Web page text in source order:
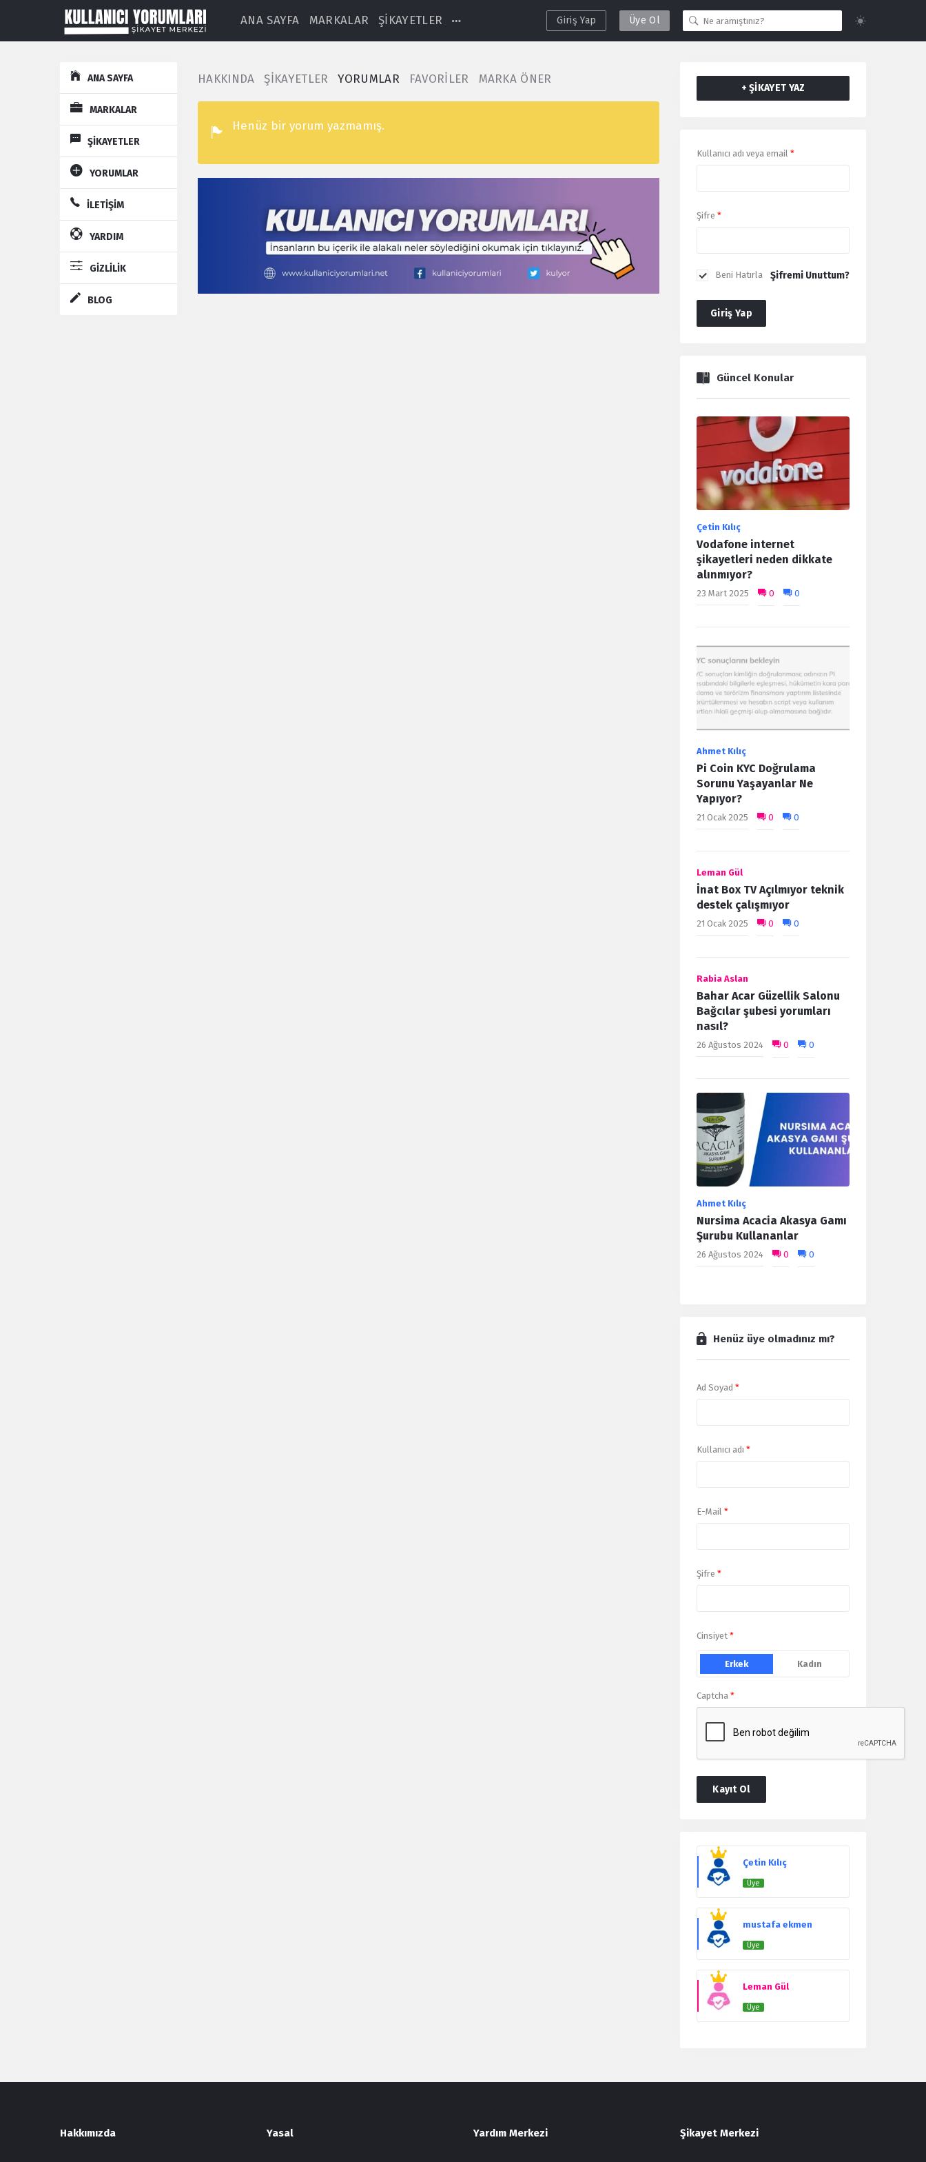
ANA SAYFA MARKALAR ŞİKAYETLER Giriş Yap Üye Ol
ExploreANA SAYFA
MARKALAR
ŞİKAYETLER
YORUMLAR
İLETİŞİM
YARDIM
GİZLİLİK
BLOG
HAKKINDA ŞİKAYETLER YORUMLAR FAVORİLER MARKA ÖNER
Henüz bir yorum yazmamış.
+ ŞİKAYET YAZ
Giriş
Kullanıcı adı veya email *
Şifre *
Beni Hatırla Şifremi Unuttum?
Giriş Yap
Güncel Konular
Çetin Kılıç
Vodafone internet
şikayetleri neden dikkate
alınmıyor?
23 Mart 2025 0 0
Ahmet Kılıç
Pi Coin KYC Doğrulama
Sorunu Yaşayanlar Ne
Yapıyor?
21 Ocak 2025 0 0
Leman Gül
İnat Box TV Açılmıyor teknik
destek çalışmıyor
21 Ocak 2025 0 0
Rabia Aslan
Bahar Acar Güzellik Salonu
Bağcılar şubesi yorumları
nasıl?
26 Ağustos 2024 0 0
Ahmet Kılıç
Nursima Acacia Akasya Gamı
Şurubu Kullananlar
26 Ağustos 2024 0 0
Henüz üye olmadınız mı?
Ad Soyad *
Kullanıcı adı *
E-Mail *
Şifre *
Cinsiyet *
Erkek Kadın
Captcha *
Kayıt Ol
Users
Çetin Kılıç
Üye
mustafa ekmen
Üye
Leman Gül
Üye
Footer
Hakkımızda Yasal Yardım Merkezi Şikayet Merkezi